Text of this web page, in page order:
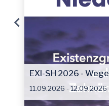
EXI-SH 2026 -
11.09.2026 - 12.09.2026